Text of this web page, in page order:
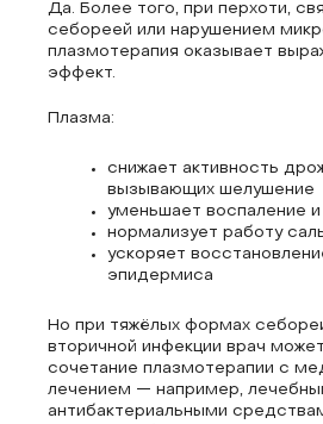
Да. Более того, при перхоти,
себореей или нарушением
плазмотерапия оказывает
эффект.
Плазма:
снижает активность
вызывающих шелушение
уменьшает воспаление и
нормализует работу
ускоряет
эпидермиса
Но при тяжёлых формах
вторичной инфекции врач
сочетание плазмотерапии с
лечением — например,
антибактериальными